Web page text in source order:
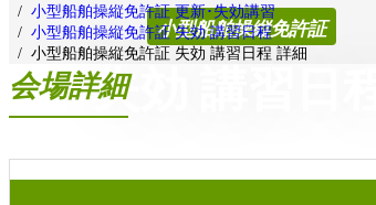
小型船舶操縦免許証
失効 講習日程
小型船舶操縦免許証 更新･失効講習
小型船舶操縦免許証 失効 講習日程
小型船舶操縦免許証 失効 講習日程 詳細
会場詳細